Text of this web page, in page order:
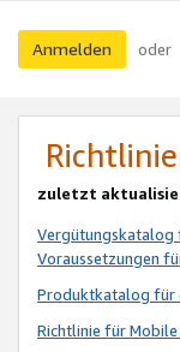
Anmelden oder
zuletzt
Vergütungskatalog
Voraussetzungen
Produktkatalog für
Richtlinie für